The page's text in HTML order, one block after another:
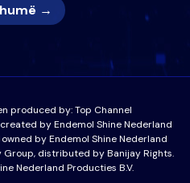
→
produced by:Top Channel
by Endemol Shine Nederland
by Endemol Shine Nederland
Group, distributed by Banijay Rights.
Nederland Producties B.V.